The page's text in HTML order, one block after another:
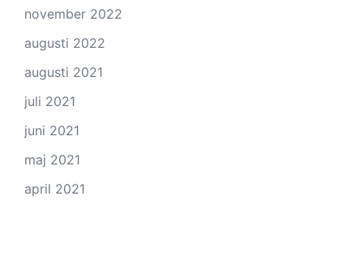
november 2022
augusti 2022
augusti 2021
juli 2021
juni 2021
maj 2021
april 2021